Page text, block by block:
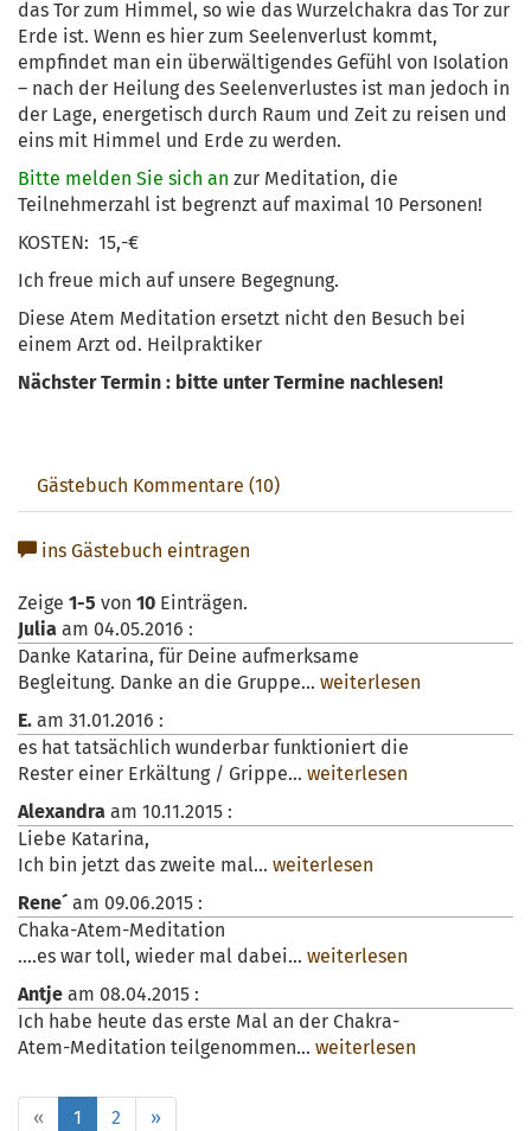
das Tor zum Himmel, so wie das Wurzelchakra das Tor zur
Erde ist. Wenn es hier zum Seelenverlust kommt,
empfindet man ein überwältigendes Gefühl von Isolation
– nach der Heilung des Seelenverlustes ist man jedoch in
der Lage, energetisch durch Raum und Zeit zu reisen und
eins mit Himmel und Erde zu werden.
Bitte melden Sie sich an zur Meditation, die
Teilnehmerzahl ist begrenzt auf maximal 10 Personen!
KOSTEN: 15,-€
Ich freue mich auf unsere Begegnung.
Diese Atem Meditation ersetzt nicht den Besuch bei
einem Arzt od. Heilpraktiker
Nächster Termin : bitte unter Termine nachlesen!
Gästebuch Kommentare (10)
ins Gästebuch eintragen
Zeige 1-5 von 10 Einträgen.
Julia am 04.05.2016 :
Danke Katarina, für Deine aufmerksame
Begleitung. Danke an die Gruppe... weiterlesen
E. am 31.01.2016 :
es hat tatsächlich wunderbar funktioniert die
Rester einer Erkältung / Grippe... weiterlesen
Alexandra am 10.11.2015 :
Liebe Katarina,
Ich bin jetzt das zweite mal... weiterlesen
Rene´ am 09.06.2015 :
Chaka-Atem-Meditation
....es war toll, wieder mal dabei... weiterlesen
Antje am 08.04.2015 :
Ich habe heute das erste Mal an der Chakra-
Atem-Meditation teilgenommen... weiterlesen
« 1 2 »